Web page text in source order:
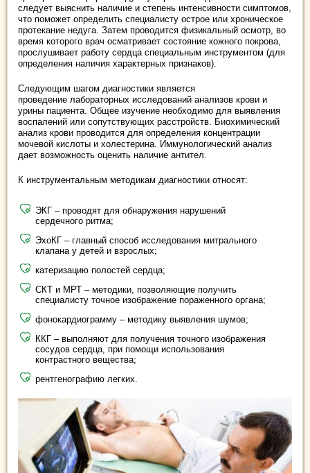
следует выяснить наличие и степень интенсивности симптомов,
что поможет определить специалисту острое или хроническое
протекание недуга. Затем проводится физикальный осмотр, во
время которого врач осматривает состояние кожного покрова,
прослушивает работу сердца специальным инструментом (для
определения наличия характерных признаков).
Следующим шагом диагностики является
проведение лабораторных исследований анализов крови и
урины пациента. Общее изучение необходимо для выявления
воспалений или сопутствующих расстройств. Биохимический
анализ крови проводится для определения концентрации
мочевой кислоты и холестерина. Иммунологический анализ
дает возможность оценить наличие антител.
К инструментальным методикам диагностики относят:
ЭКГ – проводят для обнаружения нарушений
сердечного ритма;
ЭхоКГ – главный способ исследования митрального
клапана у детей и взрослых;
катеризацию полостей сердца;
СКТ и МРТ – методики, позволяющие получить
специалисту точное изображение пораженного органа;
фонокардиограмму – методику выявления шумов;
ККГ – выполняют для получения точного изображения
сосудов сердца, при помощи использования
контрастного вещества;
рентгенографию легких.